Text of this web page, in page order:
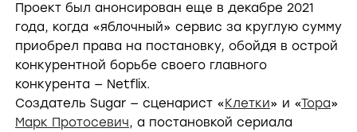
Проект был анонсирован еще в декабре 2021
года, когда «яблочный» сервис за круглую сумму
приобрел права на постановку, обойдя в острой
конкурентной борьбе своего главного
конкурента — Netflix.
Создатель Sugar — сценарист «Клетки» и «Тора»
Марк Протосевич, а постановкой сериала